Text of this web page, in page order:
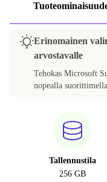
Erinomainen
arvostavalle
Tehokas Microsoft
nopealla
Tallennustila
256 GB